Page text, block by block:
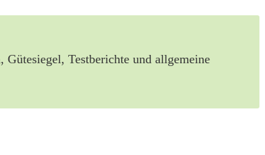
Testberichte und allgemeine